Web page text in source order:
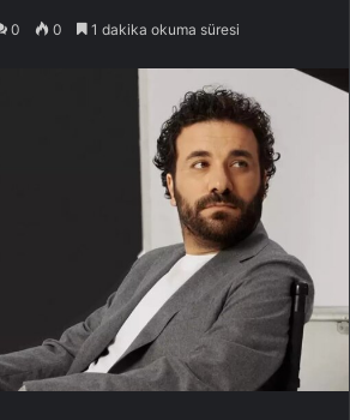
0 0 1 dakika okuma süresi